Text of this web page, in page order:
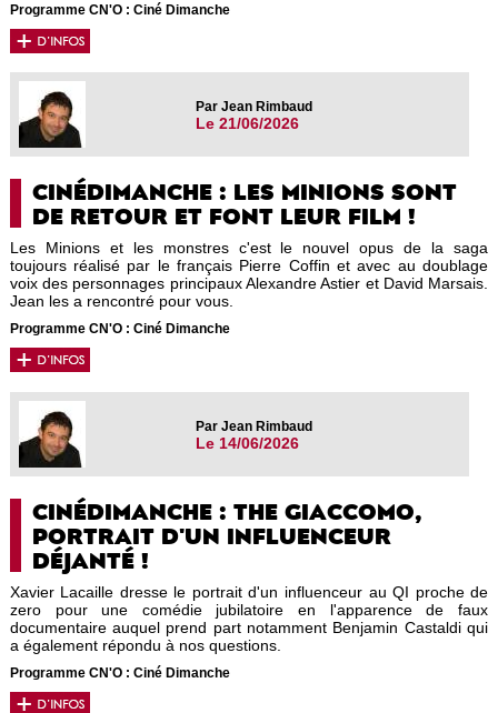
Programme CN'O : Ciné Dimanche
Par Jean Rimbaud
Le 21/06/2026
CINÉDIMANCHE : LES MINIONS SONT
DE RETOUR ET FONT LEUR FILM !
Les Minions et les monstres c'est le nouvel opus de la saga
toujours réalisé par le français Pierre Coffin et avec au doublage
voix des personnages principaux Alexandre Astier et David Marsais.
Jean les a rencontré pour vous.
Programme CN'O : Ciné Dimanche
Par Jean Rimbaud
Le 14/06/2026
CINÉDIMANCHE : THE GIACCOMO,
PORTRAIT D'UN INFLUENCEUR
DÉJANTÉ !
Xavier Lacaille dresse le portrait d'un influenceur au QI proche de
zero pour une comédie jubilatoire en l'apparence de faux
documentaire auquel prend part notamment Benjamin Castaldi qui
a également répondu à nos questions.
Programme CN'O : Ciné Dimanche